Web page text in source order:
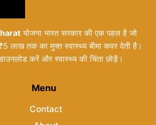
योजना भारत सरकार की एक पहल है जो
लाख तक का मुफ्त स्वास्थ्य बीमा कवर देती है।
करें और स्वास्थ्य की चिंता छोड़ें।
Menu
Contact